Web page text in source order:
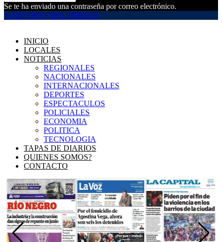
Se te ha enviado una contraseña por correo electrónico.
UNIVERSO MULTIMEDIA
INICIO
LOCALES
NOTICIAS
REGIONALES
NACIONALES
INTERNACIONALES
DEPORTES
ESPECTACULOS
POLICIALES
ECONOMIA
POLITICA
TECNOLOGIA
TAPAS DE DIARIOS
QUIENES SOMOS?
CONTACTO